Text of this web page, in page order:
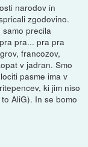
narodov in
zgodovino.
precila
pra... pra pra
francozov,
v jadran. Smo
pasme ima v
ki jim niso
AliG). In se bomo